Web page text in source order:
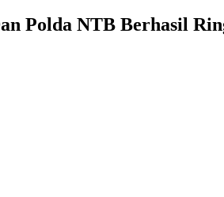
Polda NTB Berhasil